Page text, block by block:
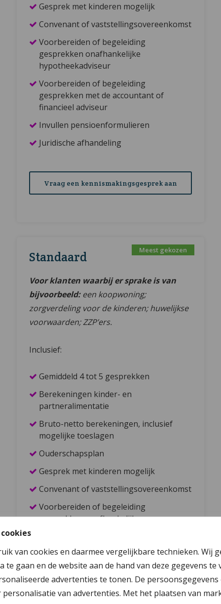
van cookies en daarmee vergelijkbare technieken. Wij
gaan en de website aan de hand van deze gegevens
advertenties te tonen. De
van advertenties. Met het plaatsen van
Standaard
Voor klanten waarbij er sprake is van
bijvoorbeeld: een koopwoning;
zorgverdeling voor de kinderen; huwelijkse
voorwaarden; ZZP’ers.
Inclusief:
Gemiddeld 4 tot 5 gesprekken
Berekeningen kinder- en
partneralimentatie
Bruto-netto berekeningen, inclusief
mogelijke toeslagen
Ouderschapsplan
Gesprek met kinderen mogelijk
Convenant of vaststellingsovereenkomst
Voorbereiden of begeleiding
gesprekken onafhankelijke
Invullen pensioenformulieren
Juridische afhandeling
Gesprek met kinderen mogelijk
Convenant of vaststellingsovereenkomst
Voorbereiden of begeleiding
gesprekken onafhankelijke
hypotheekadviseur
Voorbereiden of begeleiding
gesprekken met de accountant of
financieel adviseur
Invullen pensioenformulieren
Juridische afhandeling
Vraag een kennismakingsgesprek aan